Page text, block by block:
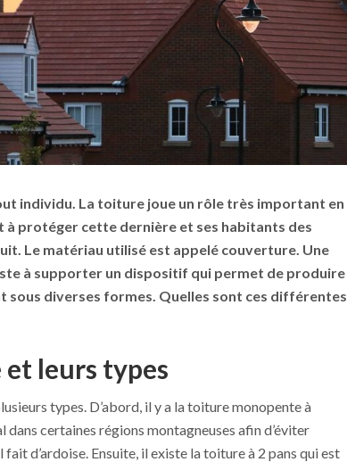
individu. La toiture joue un rôle très important en
à protéger cette dernière et ses habitants des
Le matériau utilisé est appelé couverture. Une
à supporter un dispositif qui permet de produire
sous diverses formes. Quelles sont ces différentes
leurs types
types. D’abord, il y a la toiture monopente à
certaines régions montagneuses afin d’éviter
fait d’ardoise. Ensuite, il existe la toiture à 2 pans qui est